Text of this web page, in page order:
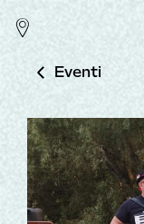
Eventi